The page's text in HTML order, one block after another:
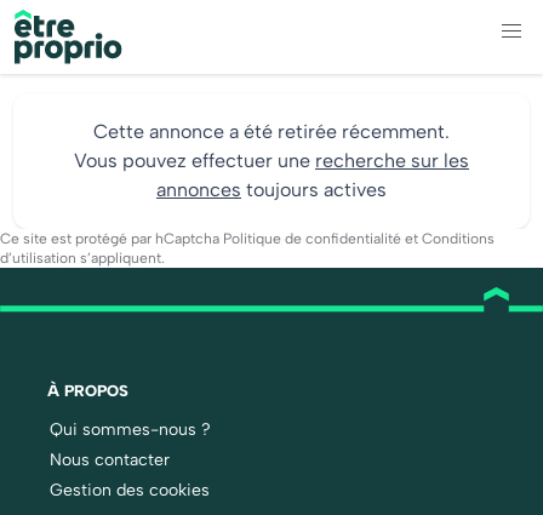
Cette annonce a été retirée récemment.
Vous pouvez effectuer une recherche sur les
annonces toujours actives
Ce site est protégé par hCaptcha Politique de confidentialité et Conditions
d’utilisation s’appliquent.
À PROPOS
Qui sommes-nous ?
Nous contacter
Gestion des cookies